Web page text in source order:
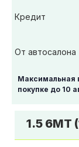
Кредит
От автосалона
Максимальная
покупке до 10
1.5 6МТ